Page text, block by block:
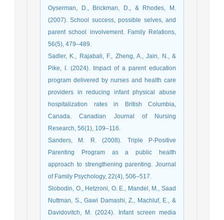
Oyserman, D., Brickman, D., & Rhodes, M.
(2007). School success, possible selves, and
parent school involvement. Family Relations,
56(5), 479–489.
Sadler, K., Rajabali, F., Zheng, A., Jain, N., &
Pike, I. (2024). Impact of a parent education
program delivered by nurses and health care
providers in reducing infant physical abuse
hospitalization rates in British Columbia,
Canada. Canadian Journal of Nursing
Research, 56(1), 109–116.
Sanders, M. R. (2008). Triple P-Positive
Parenting Program as a public health
approach to strengthening parenting. Journal
of Family Psychology, 22(4), 506–517.
Slobodin, O., Hetzroni, O. E., Mandel, M., Saad
Nuttman, S., Gawi Damashi, Z., Machluf, E., &
Davidovitch, M. (2024). Infant screen media